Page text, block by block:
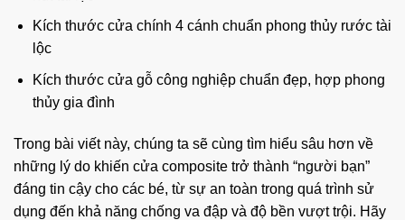
Kích thước cửa chính 4 cánh chuẩn phong thủy rước tài
lộc
Kích thước cửa gỗ công nghiệp chuẩn đẹp, hợp phong
thủy gia đình
Trong bài viết này, chúng ta sẽ cùng tìm hiểu sâu hơn về
những lý do khiến cửa composite trở thành “người bạn”
đáng tin cậy cho các bé, từ sự an toàn trong quá trình sử
dụng đến khả năng chống va đập và độ bền vượt trội. Hãy